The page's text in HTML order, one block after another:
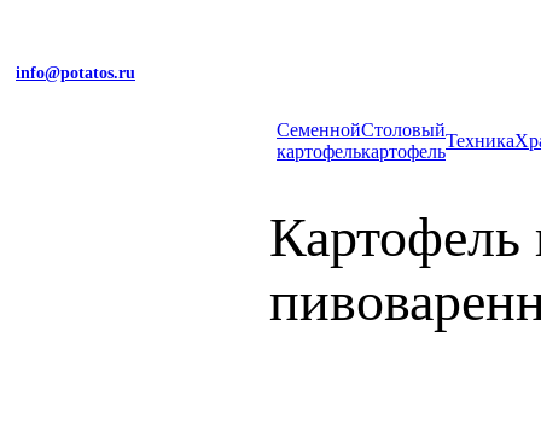
info@potatos.ru
Cеменной
картофель
Столовый
картофель
Техника
Картофель